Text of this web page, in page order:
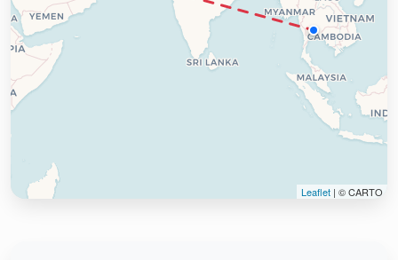
Leaflet | © CARTO